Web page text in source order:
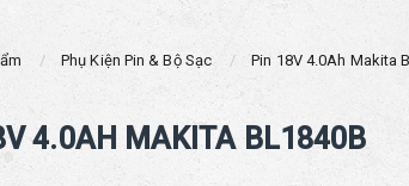
Phụ Kiện Pin & Bộ Sạc Pin 18V 4.0Ah Makita
4.0AH MAKITA BL1840B